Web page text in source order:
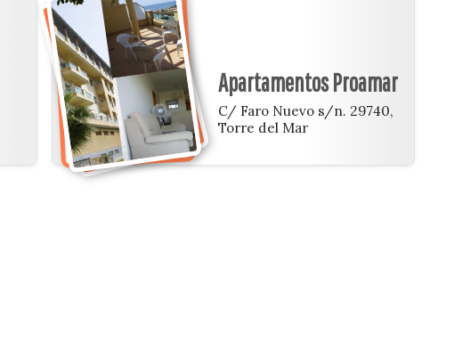
Apartamentos Proamar
C/ Faro Nuevo s/n. 29740,
Torre del Mar